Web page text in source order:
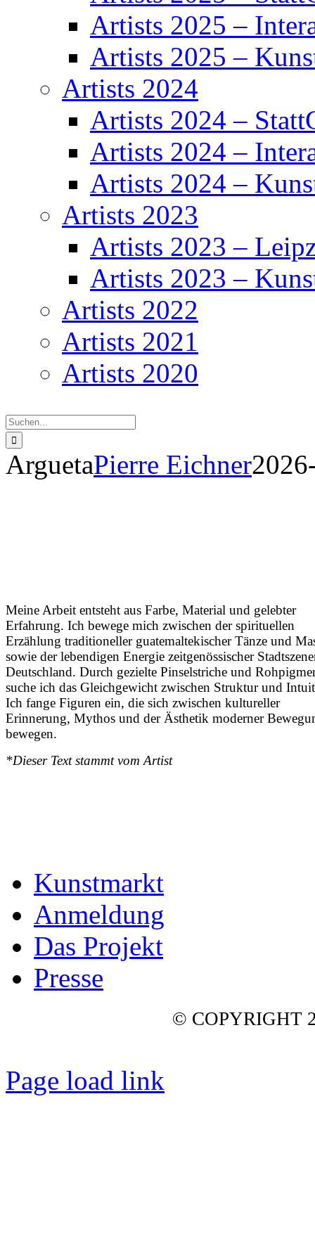
Artists 2025 –
Artists 2025 –
Artists 2024
Artists 2024 –
Artists 2024 –
Artists 2024 –
Artists 2023
Artists 2023 –
Artists 2023 –
Artists 2022
Artists 2021
Artists 2020
nach:
ArguetaPierre Eichner
Meine Arbeit entsteht aus Farbe, Material und gelebter
Erfahrung. Ich bewege mich zwischen der spirituellen
Erzählung traditioneller guatemaltekischer Tänze und
sowie der lebendigen Energie zeitgenössischer
Deutschland. Durch gezielte Pinselstriche und
suche ich das Gleichgewicht zwischen Struktur und
Ich fange Figuren ein, die sich zwischen kultureller
Erinnerung, Mythos und der Ästhetik moderner
bewegen.
*Dieser Text stammt vom Artist
Kunstmarkt
Anmeldung
Das Projekt
Presse
© COPYRIGHT
Page load link